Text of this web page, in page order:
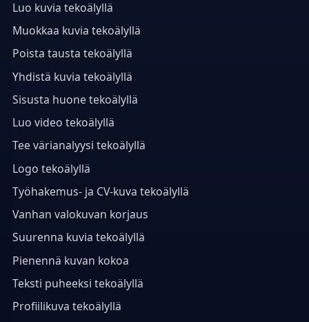
Luo kuvia tekoälyllä
Muokkaa kuvia tekoälyllä
Poista tausta tekoälyllä
Yhdistä kuvia tekoälyllä
Sisusta huone tekoälyllä
Luo video tekoälyllä
Tee värianalyysi tekoälyllä
Logo tekoälyllä
Työhakemus- ja CV-kuva tekoälyllä
Vanhan valokuvan korjaus
Suurenna kuvia tekoälyllä
Pienennä kuvan kokoa
Teksti puheeksi tekoälyllä
Profiilikuva tekoälyllä